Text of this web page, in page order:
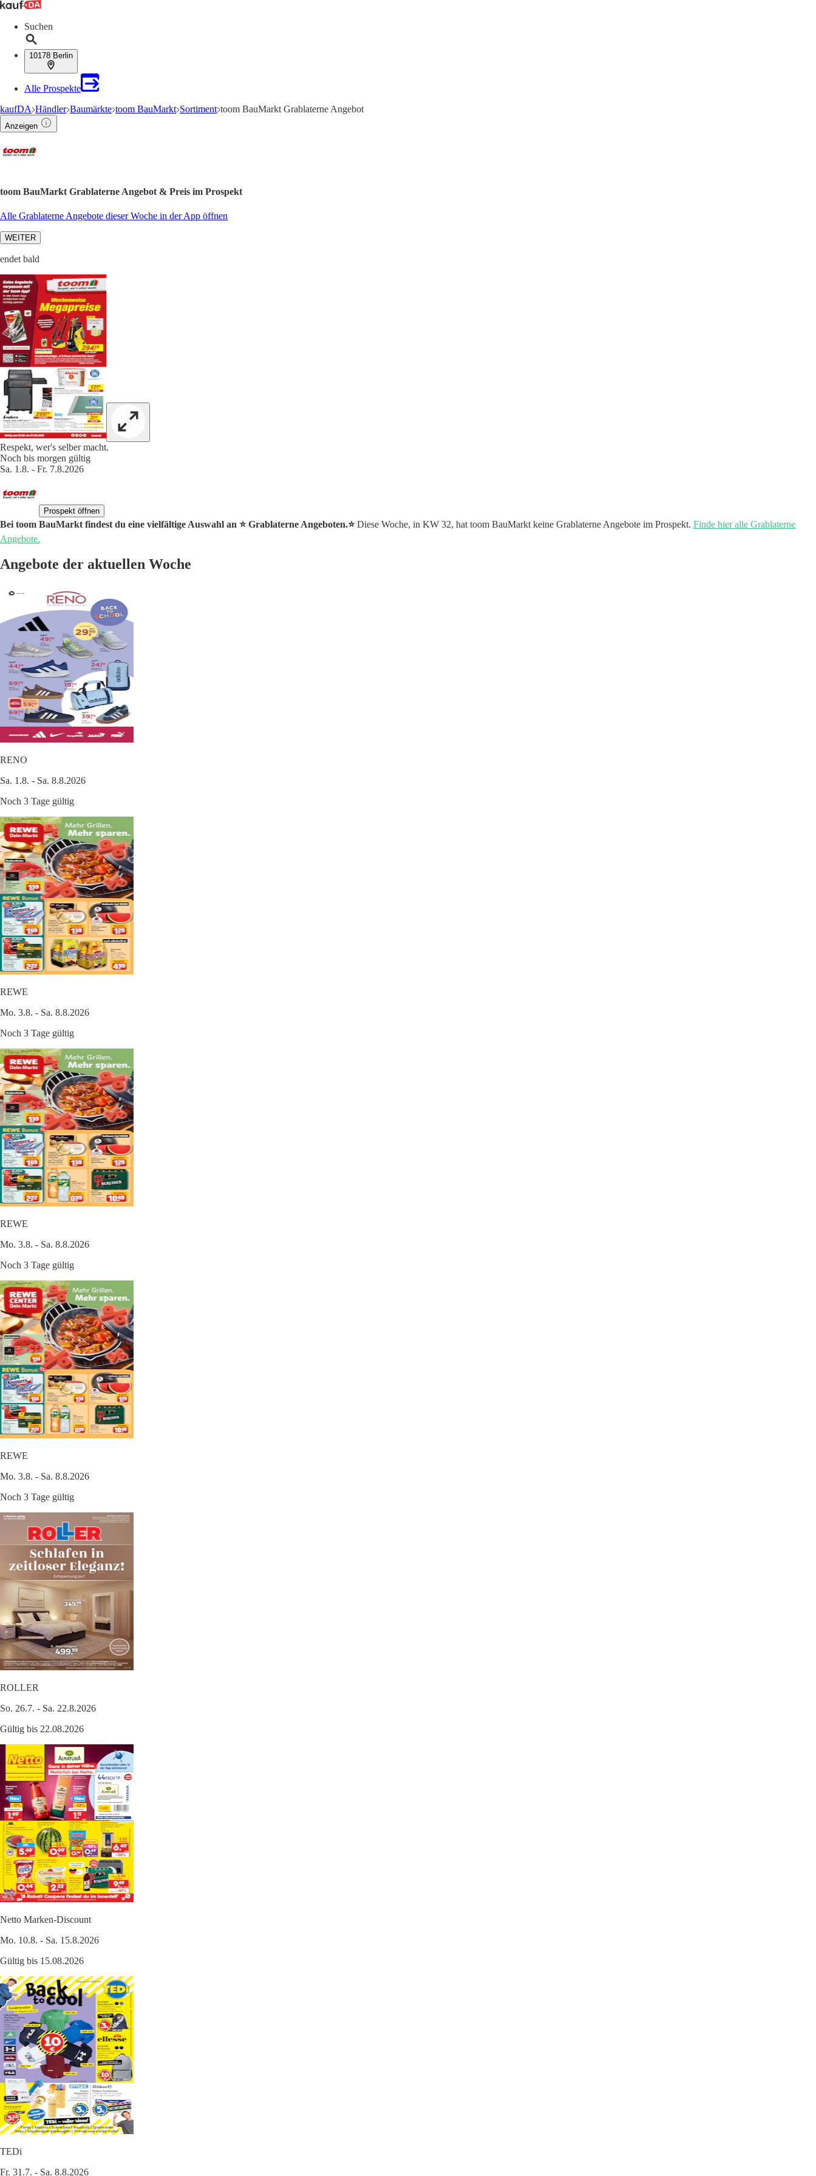
Suchen
10178 Berlin
Alle Prospekte
kaufDA Händler Baumärkte toom BauMarkt Sortiment toom BauMarkt Grablaterne Angebot
Anzeigen
toom BauMarkt Grablaterne Angebot & Preis im Prospekt
Alle Grablaterne Angebote dieser Woche in der App öffnen
WEITER
endet bald
Respekt, wer's selber macht.
Noch bis morgen gültig
Sa. 1.8. - Fr. 7.8.2026
Prospekt öffnen
Bei toom BauMarkt findest du eine vielfältige Auswahl an ⭐️ Grablaterne Angeboten.⭐️Diese Woche, in KW 32, hat toom BauMarkt keine Grablaterne Angebote im Prospekt. Finde hier alle Grablaterne
Angebote.
Angebote der aktuellen Woche
RENO
Sa. 1.8. - Sa. 8.8.2026
Noch 3 Tage gültig
REWE
Mo. 3.8. - Sa. 8.8.2026
Noch 3 Tage gültig
REWE
Mo. 3.8. - Sa. 8.8.2026
Noch 3 Tage gültig
REWE
Mo. 3.8. - Sa. 8.8.2026
Noch 3 Tage gültig
ROLLER
So. 26.7. - Sa. 22.8.2026
Gültig bis 22.08.2026
Netto Marken-Discount
Mo. 10.8. - Sa. 15.8.2026
Gültig bis 15.08.2026
TEDi
Fr. 31.7. - Sa. 8.8.2026